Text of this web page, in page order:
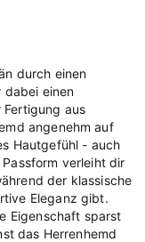
durch einen
dabei einen
aus
angenehm auf
Hautgefühl - auch
verleiht dir
der klassische
Eleganz gibt.
Eigenschaft sparst
das Herrenhemd